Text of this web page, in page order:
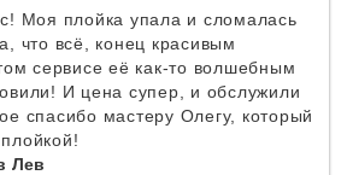
Моя плойка упала и сломалась
что всё, конец красивым
сервисе её как-то волшебным
И цена супер, и обслужили
спасибо мастеру Олегу, который
Лев